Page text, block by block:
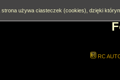
RC
strona używa ciasteczek (cookies), dzięki